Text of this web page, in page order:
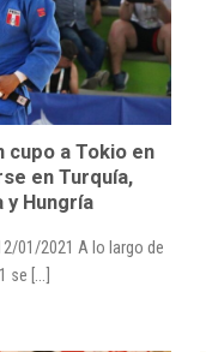
cupo a Tokio en
en Turquía,
y Hungría
01/2021 A lo largo de
se [...]